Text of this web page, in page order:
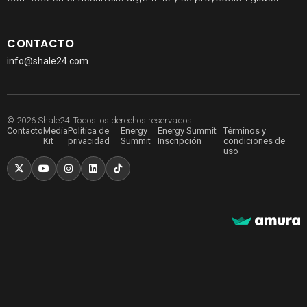
CONTACTO
info@shale24.com
© 2026 Shale24. Todos los derechos reservados.
ContactoMedia
Kit
Política de
privacidad
Energy
Summit
Energy Summit
Inscripción
Términos y
condiciones de
uso